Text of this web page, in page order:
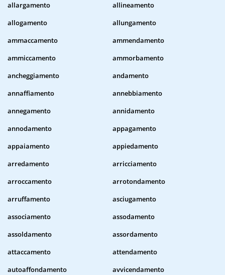
allargamento
allineamento
allogamento
allungamento
ammaccamento
ammendamento
ammiccamento
ammorbamento
ancheggiamento
andamento
annaffiamento
annebbiamento
annegamento
annidamento
annodamento
appagamento
appaiamento
appiedamento
arredamento
arricciamento
arroccamento
arrotondamento
arruffamento
asciugamento
associamento
assodamento
assoldamento
assordamento
attaccamento
attendamento
autoaffondamento
avvicendamento